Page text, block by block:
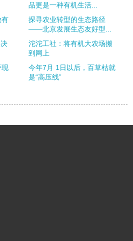
品更是一种有机生活...
有
探寻农业转型的生态路径
——北京发展生态友好型...
沱沱工社：将有机大农场搬
到网上
现
今年7月 1日以后，百草枯就
是“高压线”